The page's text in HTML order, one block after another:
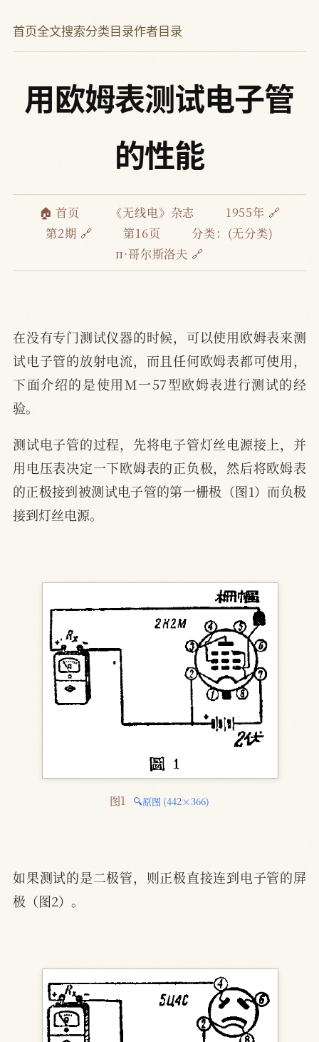
首页全文搜索分类目录作者目录
用欧姆表测试电子管
的性能
🏠 首页 《无线电》杂志
1955年 🔗
第2期 🔗
第16页
分类：(无分类)
п·哥尔斯洛夫 🔗
在没有专门测试仪器的时候，可以使用欧姆表来测
试电子管的放射电流，而且任何欧姆表都可使用，
下面介绍的是使用M一57型欧姆表进行测试的经
验。
测试电子管的过程，先将电子管灯丝电源接上，并
用电压表决定一下欧姆表的正负极，然后将欧姆表
的正极接到被测试电子管的第一栅极（图1）而负极
接到灯丝电源。
图1 🔍原图 (442×366)
如果测试的是二极管，则正极直接连到电子管的屏
极（图2）。